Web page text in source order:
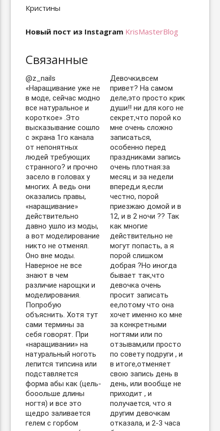
Новый пост из Instagram KrisMasterBlog
Связанные
@z_nails
«Наращивание уже не
в моде, сейчас модно
все натуральное и
короткое» .Это
высказывание сошло
с экрана 1го канала
от непонятных
людей требующих
странного? и прочно
засело в головах у
многих. А ведь они
оказались правы,
«наращивание»
действительно
давно ушло из моды,
а вот моделирование
никто не отменял.
Оно вне моды.
Наверное не все
знают в чем
различие нарощки и
моделирования.
Попробую
объяснить. Хотя тут
сами термины за
себя говорят. При
«наращивании» на
натуральный ноготь
лепится типсина или
подставляется
форма абы как (цель-
бооольше длины
ногтя) и все это
щедро заливается
гелем с горбом
Девочки,всем
привет? На самом
деле,это просто крик
души‼️ ни для кого не
секрет,что порой ко
мне очень сложно
записаться,
особенно перед
праздниками запись
очень плотная:за
месяц и за недели
вперед,и я,если
честно, порой
приезжаю домой и в
12, и в 2 ночи ?? Так
как многие
действительно не
могут попасть, а я
порой слишком
добрая ?Но иногда
бывает так,что
девочка очень
просит записать
ее,потому что она
хочет именно ко мне
за конкретными
ногтями или по
отзывам,или просто
по совету подруги , и
в итоге,отменяет
свою запись день в
день, или вообще не
приходит , и
получается, что я
другим девочкам
отказала, и 2-3 часа